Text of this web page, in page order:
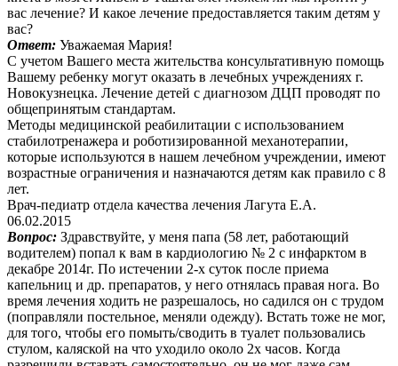
вас лечение? И какое лечение предоставляется таким детям у
вас?
Ответ: Уважаемая Мария!
С учетом Вашего места жительства консультативную помощь
Вашему ребенку могут оказать в лечебных учреждениях г.
Новокузнецка. Лечение детей с диагнозом ДЦП проводят по
общепринятым стандартам.
Методы медицинской реабилитации с использованием
стабилотренажера и роботизированной механотерапии,
которые используются в нашем лечебном учреждении, имеют
возрастные ограничения и назначаются детям как правило с 8
лет.
Врач-педиатр отдела качества лечения Лагута Е.А.
06.02.2015
Вопрос: Здравствуйте, у меня папа (58 лет, работающий
водителем) попал к вам в кардиологию № 2 с инфарктом в
декабре 2014г. По истечении 2-х суток после приема
капельниц и др. препаратов, у него отнялась правая нога. Во
время лечения ходить не разрешалось, но садился он с трудом
(поправляли постельное, меняли одежду). Встать тоже не мог,
для того, чтобы его помыть/сводить в туалет пользовались
стулом, каляской на что уходило около 2х часов. Когда